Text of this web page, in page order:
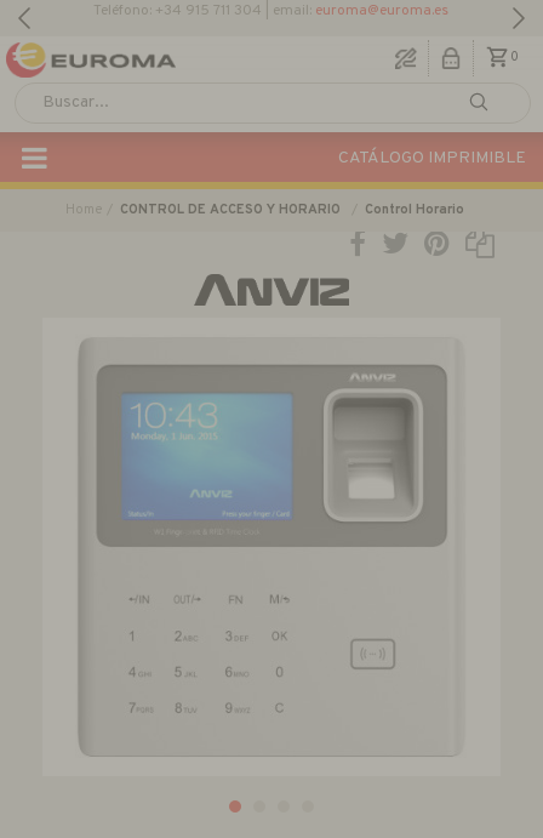
Descargar Catálogo Actual
0
CATÁLOGO IMPRIMIBLE
Home CONTROL DE ACCESO Y HORARIO Control Horario